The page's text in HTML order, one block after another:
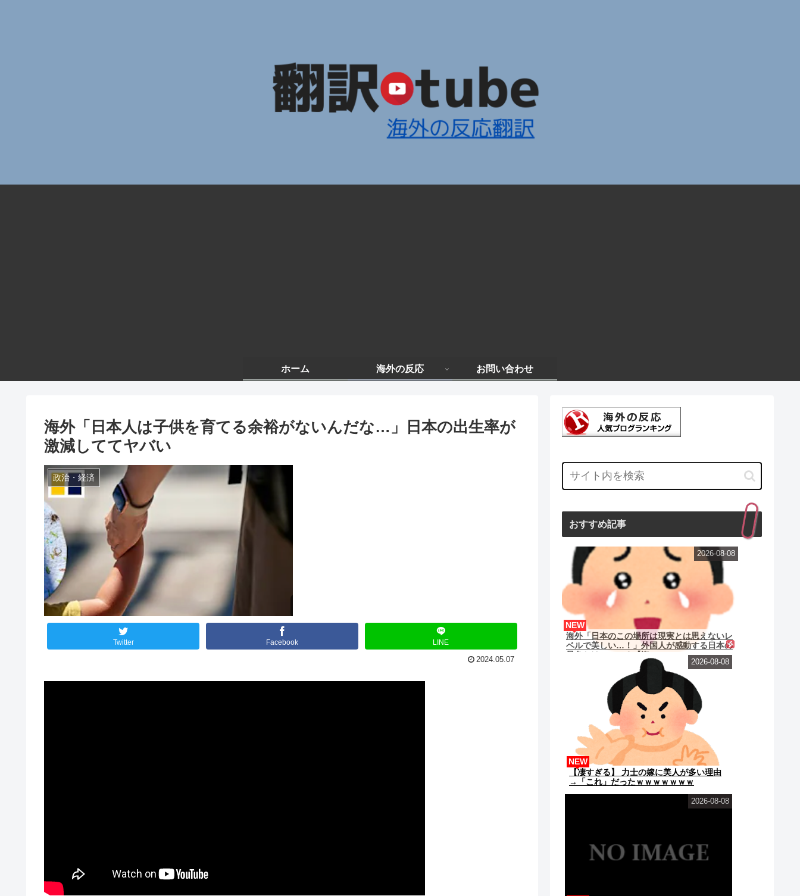
ホーム 海外の反応 お問い合わせ
海外「日本人は子供を育てる余裕がないんだな…」日本の出生率が
激減しててヤバい
政治・経済
Twitter Facebook LINE
2024.05.07
おすすめ記事
海外「日本のこの場所は現実とは思えないレ
ベルで美しい…！」外国人が感動する日本の
NEW
2026-08-08
【凄すぎる】 力士の嫁に美人が多い理由
→「これ」だったｗｗｗｗｗｗｗ
NEW
2026-08-08
2026-08-08